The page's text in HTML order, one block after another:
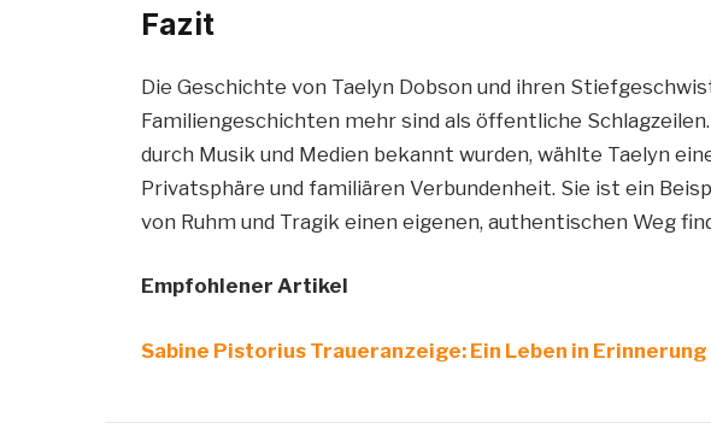
Fazit
Die Geschichte von Taelyn Dobson und ihren
Familiengeschichten mehr sind als öffentliche
durch Musik und Medien bekannt wurden, wählte Taelyn
Privatsphäre und familiären Verbundenheit. Sie ist ein
von Ruhm und Tragik einen eigenen, authentischen Weg
Empfohlener Artikel
Sabine Pistorius Traueranzeige: Ein Leben in Erinnerung